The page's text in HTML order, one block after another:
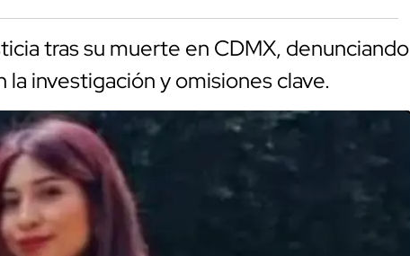
tras su muerte en CDMX, denunciando
investigación y omisiones clave.